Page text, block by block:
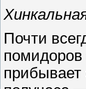
Почти
помидоров
прибывает